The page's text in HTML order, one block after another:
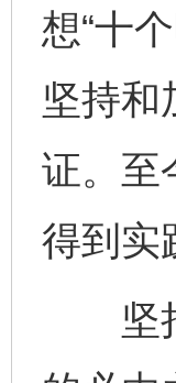
想“十
坚持和
证。至
得到实
坚持